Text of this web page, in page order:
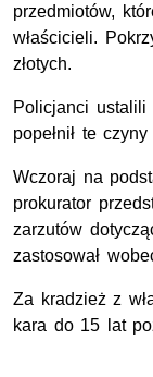
przedmiotów,
właścicieli.
złotych.
Policjanci ustalili
popełnił te
Wczoraj na
prokurator
zarzutów
zastosował
Za kradzież z
kara do 15 lat